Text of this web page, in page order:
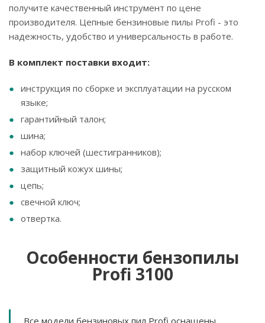
получите качественный инструмент по цене
производителя. Цепные бензиновые пилы Profi - это
надежность, удобство и универсальность в работе.
В комплект поставки входит:
инструкция по сборке и эксплуатации на русском
языке;
гарантийный талон;
шина;
набор ключей (шестигранников);
защитный кожух шины;
цепь;
свечной ключ;
отвертка.
Особенности бензопилы
Profi 3100
Все модели бензиновых пил Profi оснащены